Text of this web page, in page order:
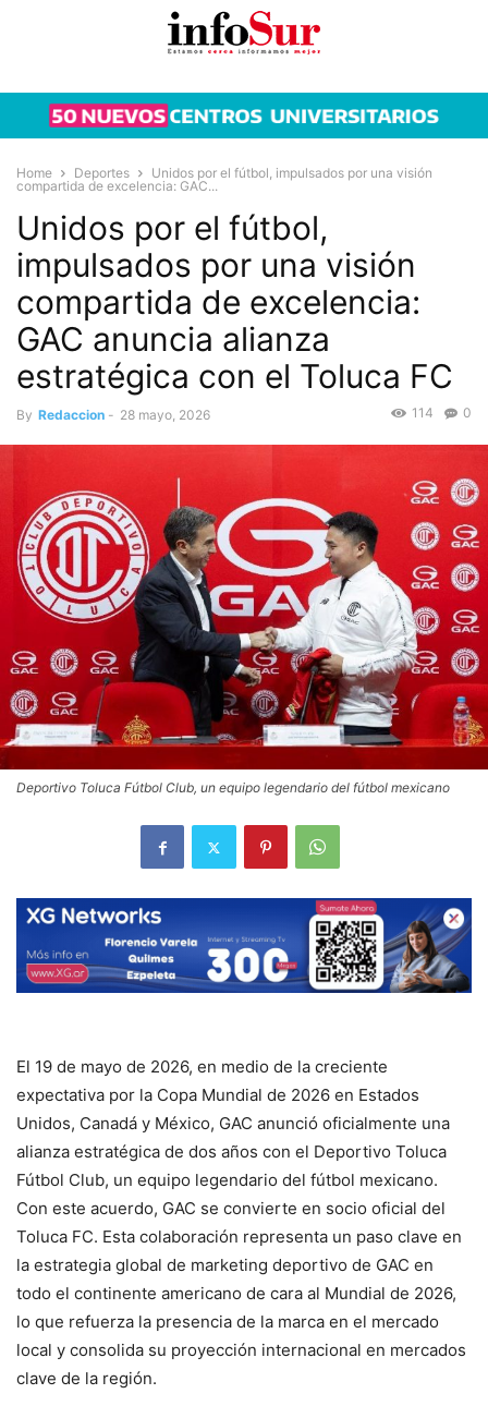
Home Deportes
Unidos por el fútbol, impulsados por una visión
compartida de excelencia: GAC...
Unidos por el fútbol,
impulsados por una visión
compartida de excelencia:
GAC anuncia alianza
estratégica con el Toluca FC
By Redaccion - 28 mayo, 2026 0
114
Deportivo Toluca Fútbol Club, un equipo legendario del fútbol mexicano
El 19 de mayo de 2026, en medio de la creciente
expectativa por la Copa Mundial de 2026 en Estados
Unidos, Canadá y México, GAC anunció oficialmente una
alianza estratégica de dos años con el Deportivo Toluca
Fútbol Club, un equipo legendario del fútbol mexicano.
Con este acuerdo, GAC se convierte en socio oficial del
Toluca FC. Esta colaboración representa un paso clave en
la estrategia global de marketing deportivo de GAC en
todo el continente americano de cara al Mundial de 2026,
lo que refuerza la presencia de la marca en el mercado
local y consolida su proyección internacional en mercados
clave de la región.